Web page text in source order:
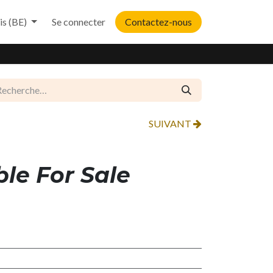
(BE) Se connecter Contactez-nous
SUIVANT
For Sale